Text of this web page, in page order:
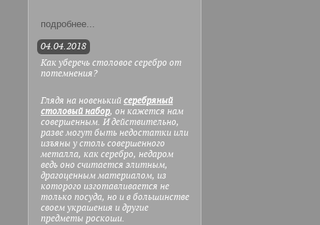
подробнее...
04.04.2018
Как уберечь столовое серебро от
потемнения?
Глядя на новенький серебряный
столовый набор, он кажется нам
совершенным. И действительно,
разве могут быть недостатки или
изъяны у столь совершенного
металла, как серебро, недаром
ведь оно считается элитным,
драгоценным материалом, из
которого изготавливается не
только посуда, но и в большинстве
своем украшения и другие
предметы роскоши.